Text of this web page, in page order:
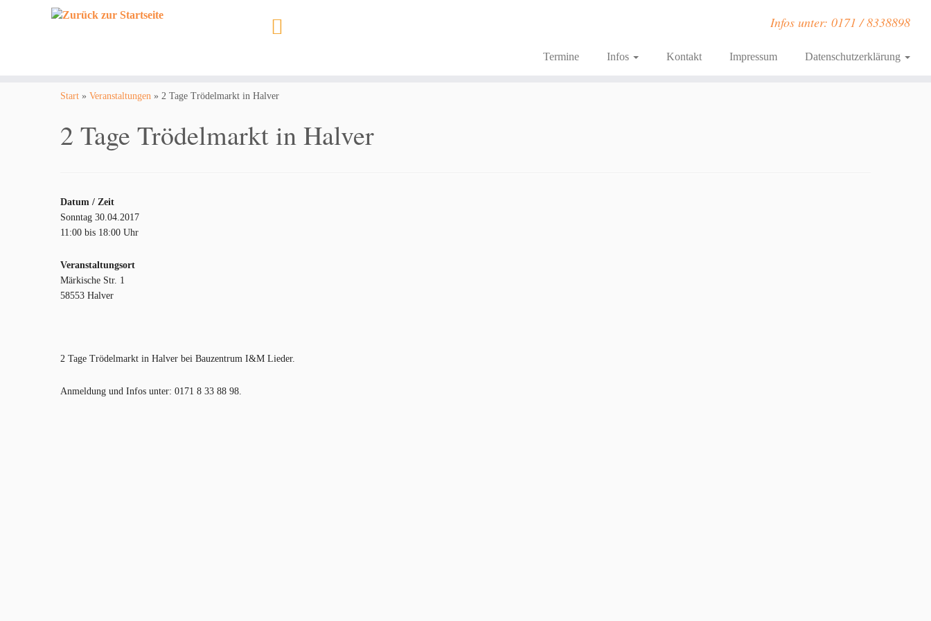
Infos unter: 0171 / 8338898
Termine Infos Kontakt Impressum Datenschutzerklärung
Start » Veranstaltungen » 2 Tage Trödelmarkt in Halver
2 Tage Trödelmarkt in Halver
Datum / Zeit
Sonntag 30.04.2017
11:00 bis 18:00 Uhr
Veranstaltungsort
Märkische Str. 1
58553 Halver
2 Tage Trödelmarkt in Halver bei Bauzentrum I&M Lieder.
Anmeldung und Infos unter: 0171 8 33 88 98.